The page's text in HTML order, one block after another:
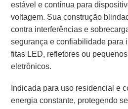
estável e contínua para
voltagem. Sua construção
contra interferências e
segurança e confiabilidade para
fitas LED, refletores ou
eletrônicos.
Indicada para uso residencial e
energia constante, protegendo